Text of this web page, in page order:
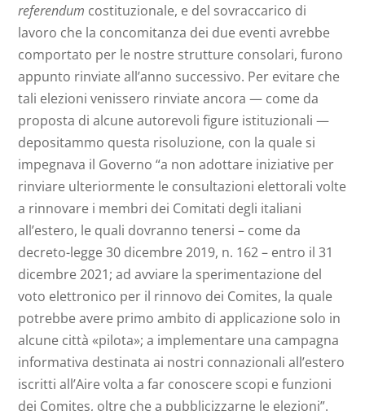
referendum costituzionale, e del sovraccarico di
lavoro che la concomitanza dei due eventi avrebbe
comportato per le nostre strutture consolari, furono
appunto rinviate all’anno successivo. Per evitare che
tali elezioni venissero rinviate ancora — come da
proposta di alcune autorevoli figure istituzionali —
depositammo questa risoluzione, con la quale si
impegnava il Governo “a non adottare iniziative per
rinviare ulteriormente le consultazioni elettorali volte
a rinnovare i membri dei Comitati degli italiani
all’estero, le quali dovranno tenersi – come da
decreto-legge 30 dicembre 2019, n. 162 – entro il 31
dicembre 2021; ad avviare la sperimentazione del
voto elettronico per il rinnovo dei Comites, la quale
potrebbe avere primo ambito di applicazione solo in
alcune città «pilota»; a implementare una campagna
informativa destinata ai nostri connazionali all’estero
iscritti all’Aire volta a far conoscere scopi e funzioni
dei Comites, oltre che a pubblicizzarne le elezioni”.